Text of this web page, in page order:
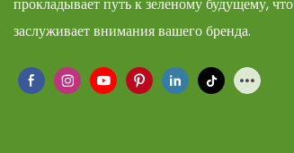
прокладывает путь к зеленому будущему, что
заслуживает внимания вашего бренда.